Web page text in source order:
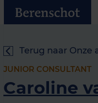
Terug naar Onze
JUNIOR CONSULTANT
Caroline